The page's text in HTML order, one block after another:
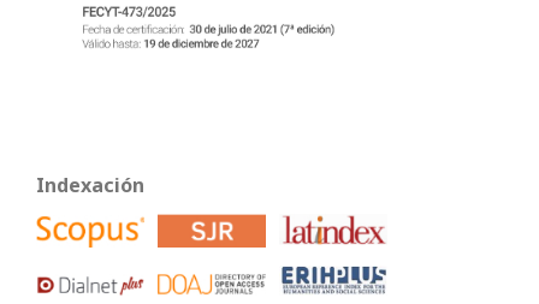
Indexación